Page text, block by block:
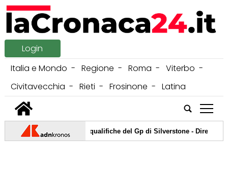
Login
Italia e Mondo
Regione Roma
Viterbo
Civitavecchia
Rieti Frosinone
Latina
tap
MotoGp, oggi le qualifiche del Gp di Silverstone - Diretta|